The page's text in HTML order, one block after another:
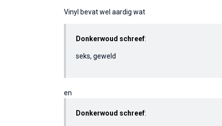
Vinyl bevat wel aardig wat
Donkerwoud schreef:
seks, geweld
en
Donkerwoud schreef: